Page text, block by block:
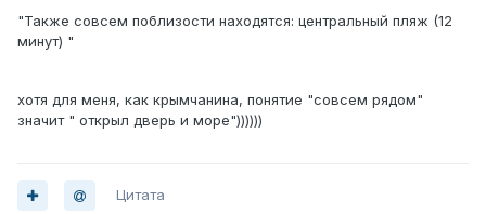
"Также совсем поблизости находятся: центральный пляж (12
минут) "
хотя для меня, как крымчанина, понятие "совсем рядом"
значит " открыл дверь и море"))))))
Цитата